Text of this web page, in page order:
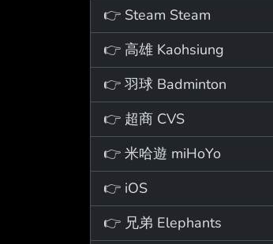
👉 Steam Steam
👉 高雄 Kaohsiung
👉 羽球 Badminton
👉 超商 CVS
👉 米哈遊 miHoYo
👉 iOS
👉 兄弟 Elephants